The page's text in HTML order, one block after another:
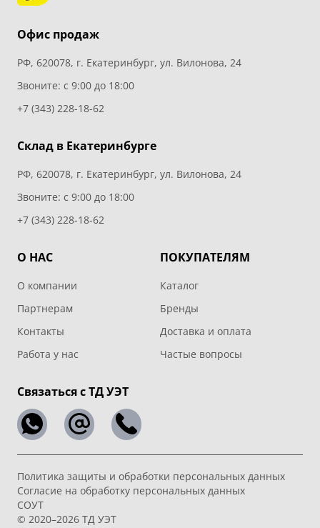
Офис продаж
РФ, 620078, г. Екатеринбург, ул. Вилонова, 24
Звоните: с 9:00 до 18:00
+7 (343) 228-18-62
Склад в Екатеринбурге
РФ, 620078, г. Екатеринбург, ул. Вилонова, 24
Звоните: с 9:00 до 18:00
+7 (343) 228-18-62
О НАС
О компании
Партнерам
Контакты
Работа у нас
ПОКУПАТЕЛЯМ
Каталог
Бренды
Доставка и оплата
Частые вопросы
Связаться с ТД УЭТ
Политика защиты и обработки персональных данных
Согласие на обработку персональных данных
СОУТ
© 2020–2026 ТД УЭТ